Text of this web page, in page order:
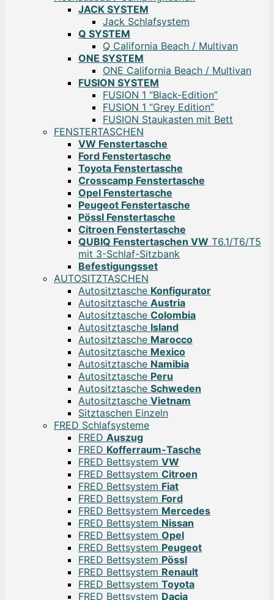
JACK SYSTEM
Jack Schlafsystem
Q SYSTEM
Q California Beach / Multivan
ONE SYSTEM
ONE California Beach / Multivan
FUSION SYSTEM
FUSION 1 “Black-Edition”
FUSION 1 “Grey Edition”
FUSION Staukasten mit Bett
FENSTERTASCHEN
VW Fenstertasche
Ford Fenstertasche
Toyota Fenstertasche
Crosscamp Fenstertasche
Opel Fenstertasche
Peugeot Fenstertasche
Pössl Fenstertasche
Citroen Fenstertasche
QUBIQ Fenstertaschen VW T6.1/T6/T5
mit 3-Schlaf-Sitzbank
Befestigungsset
AUTOSITZTASCHEN
Autositztasche Konfigurator
Autositztasche Austria
Autositztasche Colombia
Autositztasche Island
Autositztasche Marocco
Autositztasche Mexico
Autositztasche Namibia
Autositztasche Peru
Autositztasche Schweden
Autositztasche Vietnam
Sitztaschen Einzeln
FRED Schlafsysteme
FRED Auszug
FRED Kofferraum-Tasche
FRED Bettsystem VW
FRED Bettsystem Citroen
FRED Bettsystem Fiat
FRED Bettsystem Ford
FRED Bettsystem Mercedes
FRED Bettsystem Nissan
FRED Bettsystem Opel
FRED Bettsystem Peugeot
FRED Bettsystem Pössl
FRED Bettsystem Renault
FRED Bettsystem Toyota
FRED Bettsystem Dacia